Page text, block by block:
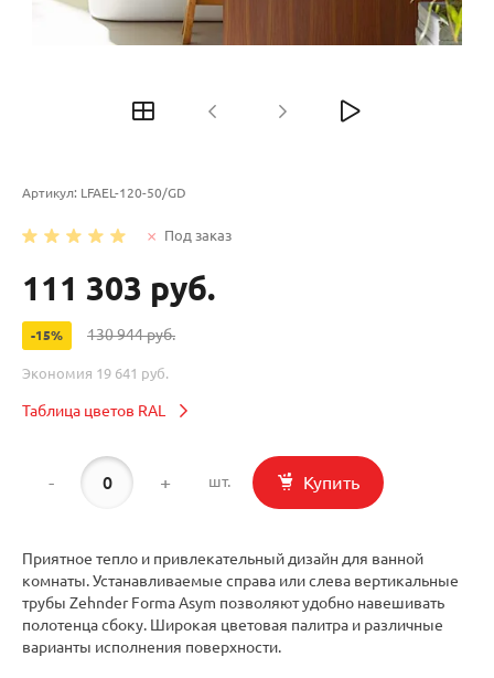
Артикул: LFAEL-120-50/GD
Под заказ
111 303 руб.
-15% 130 944 руб.
Экономия 19 641 руб.
Таблица цветов RAL
- + шт. Купить
Приятное тепло и привлекательный дизайн для ванной
комнаты. Устанавливаемые справа или слева вертикальные
трубы Zehnder Forma Asym позволяют удобно навешивать
полотенца сбоку. Широкая цветовая палитра и различные
варианты исполнения поверхности.